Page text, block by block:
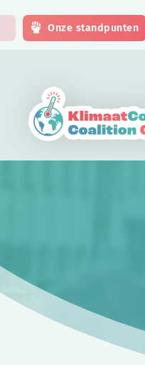
Onze standpunten